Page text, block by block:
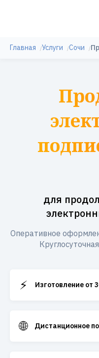
Главная Услуги Сочи
для
Оперативное
⚡ Изготовление от
🌐 Дистанционное